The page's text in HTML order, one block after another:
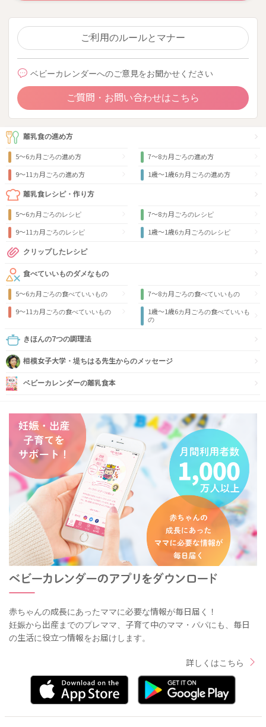
ご利用のルールとマナー
ベビーカレンダーへのご意見をお聞かせください
ご質問・お問い合わせはこちら
離乳食の進め方
5～6カ月ごろの進め方 7～8カ月ごろの進め方
9〜11カ月ごろの進め方 1歳〜1歳6カ月ごろの進め方
離乳食レシピ・作り方
5～6カ月ごろのレシピ 7～8カ月ごろのレシピ
9〜11カ月ごろのレシピ 1歳〜1歳6カ月ごろのレシピ
クリップしたレシピ
食べていいものダメなもの
5～6カ月ごろの食べていいもの 7～8カ月ごろの食べていいもの
9〜11カ月ごろの食べていいもの
1歳〜1歳6カ月ごろの食べていいも
の
きほんの7つの調理法
相模女子大学・堤ちはる先生からのメッセージ
ベビーカレンダーの離乳食本
赤ちゃんの成長にあったママに必要な情報が毎日届く！
妊娠から出産までのプレママ、子育て中のママ・パパにも、毎日
の生活に役立つ情報をお届けします。
詳しくはこちら